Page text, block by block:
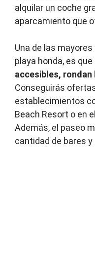
alquilar un coche
aparcamiento que
Una de las
playa honda, es que
accesibles, rondan
Conseguirás
establecimientos
Beach Resort o en
Además, el paseo
cantidad de bares